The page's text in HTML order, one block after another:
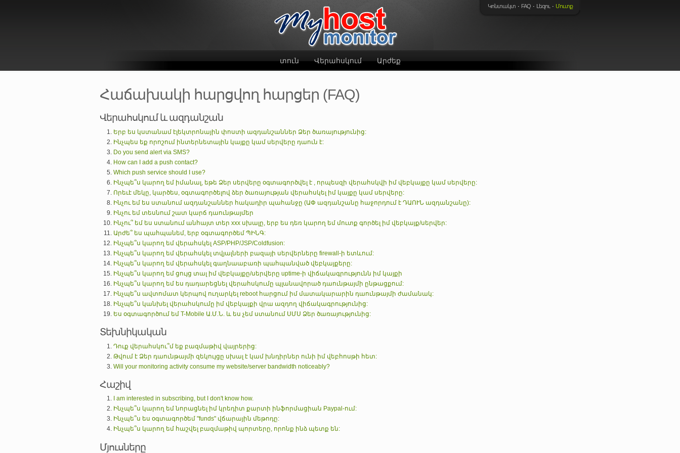
Կոնտակտ FAQ Լեզու Մուտք
տուն Վերահսկում Արժեք
Հաճախակի հարցվող հարցեր (FAQ)
Վերահսկում և ազդանշան
Երբ ես կստանամ էլեկտրոնային փոստի ազդանշաններ Ձեր ծառայությունից:
Ինչպես եք որոշում ինտերնետային կայքը կամ սերվերը դաուն է:
Do you send alert via SMS?
How can I add a push contact?
Which push service should I use?
Ինչպե՞ս կարող եմ իմանալ, եթե Ձեր սերվերը օգտագործվել է , որպեսզի վերահսկվի իմ վեբկայքը կամ սերվերը:
Որեւէ մեկը, կարծես, օգտագործելով ձեր ծառայության վերահսկել իմ կայքը կամ սերվերը:
Ինչու եմ ես ստանում ազդանշաններ հակադիր պահանջը (ԱՓ ազդանշանը հաջորդում է ԴԱՈՒՆ ազդանշանը):
Ինչու եմ տեսնում շատ կարճ դաունթայմեր
Ինչու՞ եմ ես ստանում անհայտ տեր xxx սխալը, երբ ես դեռ կարող եմ մուտք գործել իմ վեբկայք/սերվեր:
Արժե՞ ես պահպանեմ, երբ օգտագործեմ ՊԻՆԳ:
Ինչպե՞ս կարող եմ վերահսկել ASP/PHP/JSP/Coldfusion:
Ինչպե՞ս կարող եմ վերահսկել տվյալների բազայի սերվերները firewall-ի ետևում:
Ինչպե՞ս կարող եմ վերահսկել գաղնաաբառի պահպանված վեբկայքերը:
Ինչպե՞ս կարող եմ ցույց տալ իմ վեբկայքը/սերվերը uptime-ի վիճակագրությունն իմ կայքի
Ինչպե՞ս կարող եմ ես դադարեցնել վերահսկումը պլանավորած դաունթայմի ընթացքում:
Ինչպե՞ս ավտոմատ կերպով ուղարկել reboot հարցում իմ մատակարարին դաունթայմի ժամանակ:
Ինչպե՞ս կանխել վերահսկումը իմ վեբկայքի վրա ազդող վիճակագրությունից:
Ես օգտագործում եմ T-Mobile Ա.Մ.Ն. և ես չեմ ստանում ՍՄՍ Ձեր ծառայությունից:
Տեխնիկական
Դուք վերահսկու՞մ եք բազմաթիվ վայրերից:
Թվում է Ձեր դաունթայմի զեկույցը սխալ է կամ խնդիրներ ունի իմ վեբհոսթի հետ:
Will your monitoring activity consume my website/server bandwidth noticeably?
Հաշիվ
I am interested in subscribing, but I don't know how.
Ինչպե՞ս կարող եմ նորացնել իմ կրեդիտ քարտի ինֆորմացիան Paypal-ում:
Ինչպե՞ս ես օգտագործեմ "funds" վճարային մեթոդը:
Ինչպե՞ս կարող եմ հաշվել բազմաթիվ պորտերը, որոնք ինձ պետք են:
Մյուսները